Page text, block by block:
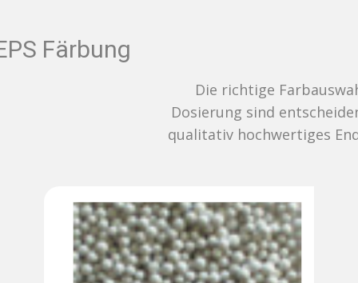
EPS Färbung
Die richtige Farbauswahl und
Dosierung sind entscheidend für ein
qualitativ hochwertiges Endergebnis.